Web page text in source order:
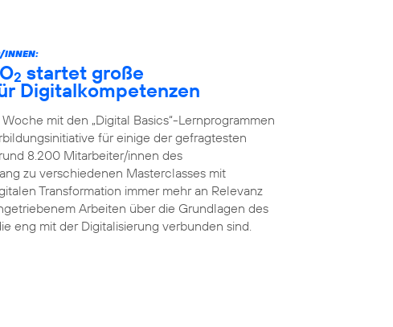
INNEN:
2 startet große
Digitalkompetenzen
mit den „Digital Basics“-Lernprogrammen
für einige der gefragtesten
8.200 Mitarbeiter/innen des
zu verschiedenen Masterclasses mit
Transformation immer mehr an Relevanz
Arbeiten über die Grundlagen des
eng mit der Digitalisierung verbunden sind.